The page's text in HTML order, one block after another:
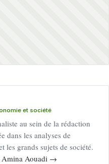
et société
au sein de la rédaction
dans les analyses de
les grands sujets de société.
Amina Aouadi →